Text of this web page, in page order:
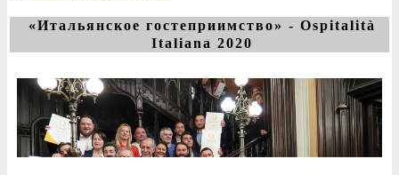
«Итальянское гостеприимство» - Ospitalità
Italiana 2020